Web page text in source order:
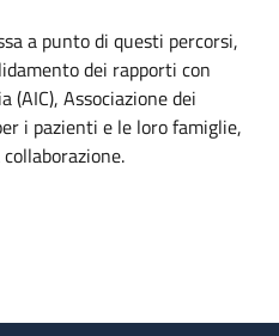
a punto di questi percorsi,
dei rapporti con
(AIC), Associazione dei
i pazienti e le loro famiglie,